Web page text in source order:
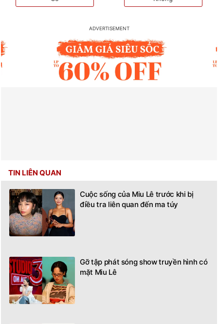
TIN LIÊN QUAN
Cuộc sống của Miu Lê trước khi bị
điều tra liên quan đến ma túy
Gỡ tập phát sóng show truyền hình có
mặt Miu Lê